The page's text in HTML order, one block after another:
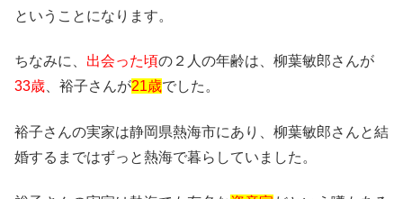
ということになります。
ちなみに、 出会った頃の２人の年齢は、柳葉敏郎さんが
33歳、裕子さんが21歳でした。
裕子さんの実家は静岡県熱海市にあり、柳葉敏郎さんと結
婚するまではずっと熱海で暮らしていました。